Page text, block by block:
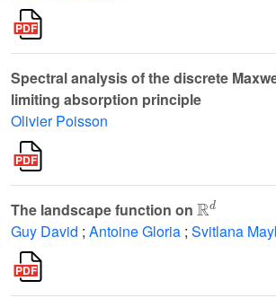
Spectral analysis of the discrete
limiting absorption principle
Olivier Poisson
The landscape function on
d
Guy David ; Antoine Gloria ; Svitlana